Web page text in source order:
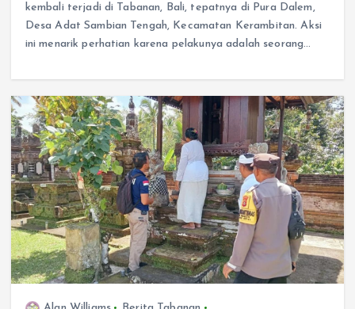
kembali terjadi di Tabanan, Bali, tepatnya di Pura Dalem,
Desa Adat Sambian Tengah, Kecamatan Kerambitan. Aksi
ini menarik perhatian karena pelakunya adalah seorang…